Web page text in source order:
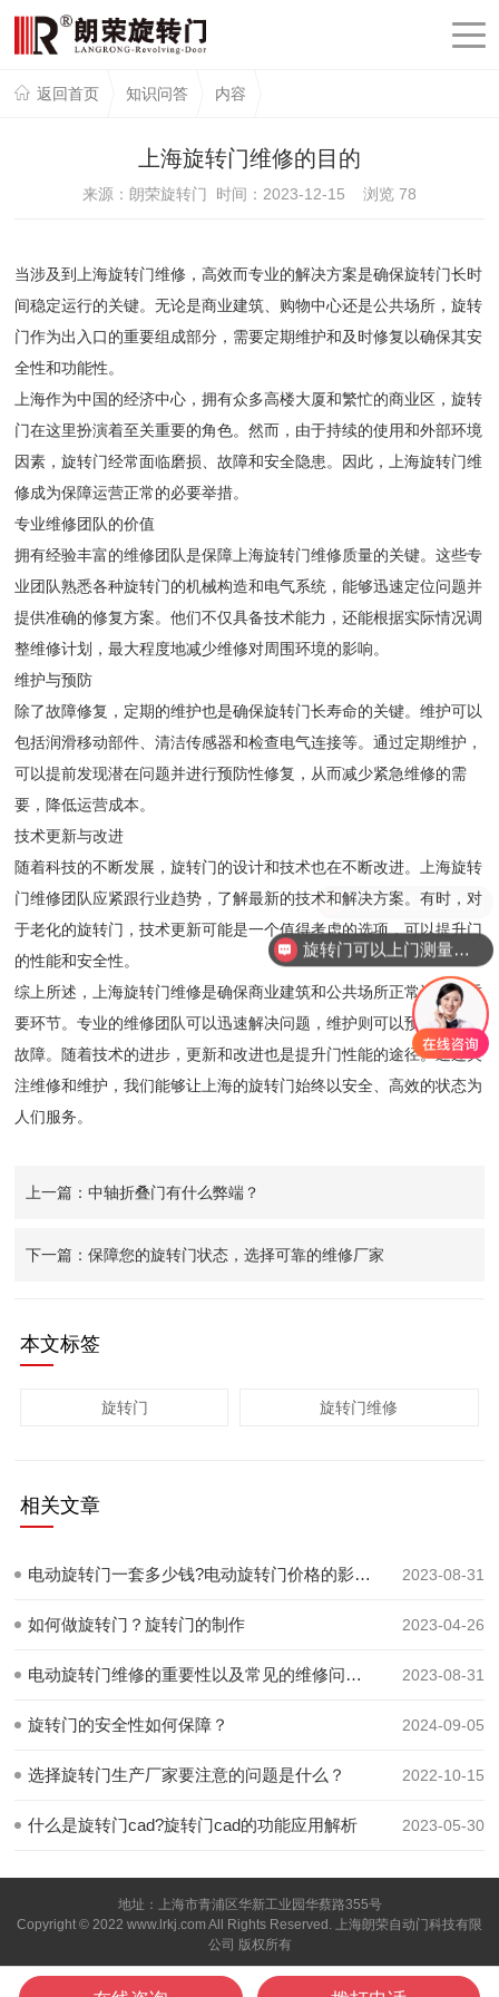
返回首页 知识问答 内容
上海旋转门维修的目的
来源：朗荣旋转门 时间：2023-12-15 浏览 78
当涉及到上海旋转门维修，高效而专业的解决方案是确保旋转门长时
间稳定运行的关键。无论是商业建筑、购物中心还是公共场所，旋转
门作为出入口的重要组成部分，需要定期维护和及时修复以确保其安
全性和功能性。
上海作为中国的经济中心，拥有众多高楼大厦和繁忙的商业区，旋转
门在这里扮演着至关重要的角色。然而，由于持续的使用和外部环境
因素，旋转门经常面临磨损、故障和安全隐患。因此，上海旋转门维
修成为保障运营正常的必要举措。
专业维修团队的价值
拥有经验丰富的维修团队是保障上海旋转门维修质量的关键。这些专
业团队熟悉各种旋转门的机械构造和电气系统，能够迅速定位问题并
提供准确的修复方案。他们不仅具备技术能力，还能根据实际情况调
整维修计划，最大程度地减少维修对周围环境的影响。
维护与预防
除了故障修复，定期的维护也是确保旋转门长寿命的关键。维护可以
包括润滑移动部件、清洁传感器和检查电气连接等。通过定期维护，
可以提前发现潜在问题并进行预防性修复，从而减少紧急维修的需
要，降低运营成本。
技术更新与改进
随着科技的不断发展，旋转门的设计和技术也在不断改进。上海旋转
门维修团队应紧跟行业趋势，了解最新的技术和解决方案。有时，对
于老化的旋转门，技术更新可能是一个值得考虑的选项，可以提升门
的性能和安全性。
综上所述，上海旋转门维修是确保商业建筑和公共场所正常运营的重
要环节。专业的维修团队可以迅速解决问题，维护则可以预防未来的
故障。随着技术的进步，更新和改进也是提升门性能的途径。通过关
注维修和维护，我们能够让上海的旋转门始终以安全、高效的状态为
人们服务。
上一篇：中轴折叠门有什么弊端？
下一篇：保障您的旋转门状态，选择可靠的维修厂家
本文标签
旋转门 旋转门维修
相关文章
电动旋转门一套多少钱?电动旋转门价格的影响因素和范围 2023-08-31
如何做旋转门？旋转门的制作 2023-04-26
电动旋转门维修的重要性以及常见的维修问题和解决方案 2023-08-31
旋转门的安全性如何保障？ 2024-09-05
选择旋转门生产厂家要注意的问题是什么？ 2022-10-15
什么是旋转门cad?旋转门cad的功能应用解析 2023-05-30
地址：上海市青浦区华新工业园华蔡路355号
Copyright © 2022 www.lrkj.com All Rights Reserved. 上海朗荣自动门科技有限
公司 版权所有
旋转门可以上门测量安装吗？
现在有优惠活动吗